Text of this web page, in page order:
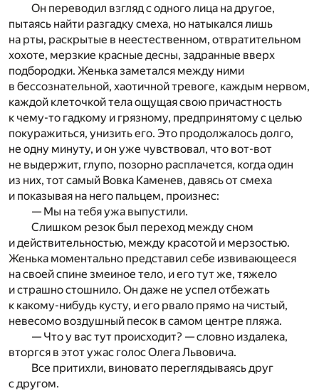
Он переводил взгляд с одного лица на другое,
пытаясь найти разгадку смеха, но натыкался лишь
на рты, раскрытые в неестественном, отвратительном
хохоте, мерзкие красные десны, задранные вверх
подбородки. Женька заметался между ними
в бессознательной, хаотичной тревоге, каждым нервом,
каждой клеточкой тела ощущая свою причастность
к чему-то гадкому и грязному, предпринятому с целью
покуражиться, унизить его. Это продолжалось долго,
не одну минуту, и он уже чувствовал, что вот-вот
не выдержит, глупо, позорно расплачется, когда один
из них, тот самый Вовка Каменев, давясь от смеха
и показывая на него пальцем, произнес:
— Мы на тебя ужа выпустили.
Слишком резок был переход между сном
и действительностью, между красотой и мерзостью.
Женька моментально представил себе извивающееся
на своей спине змеиное тело, и его тут же, тяжело
и страшно стошнило. Он даже не успел отбежать
к какому-нибудь кусту, и его рвало прямо на чистый,
невесомо воздушный песок в самом центре пляжа.
— Что у вас тут происходит? — словно издалека,
вторгся в этот ужас голос Олега Львовича.
Все притихли, виновато переглядываясь друг
с другом.